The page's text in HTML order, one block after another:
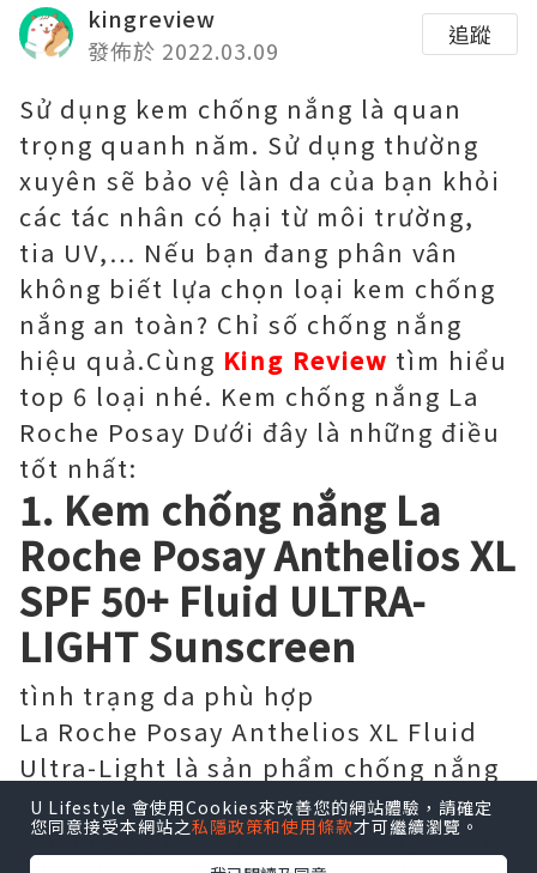
kingreview
發佈於 2022.03.09
追蹤
Sử dụng kem chống nắng là quan
trọng quanh năm. Sử dụng thường
xuyên sẽ bảo vệ làn da của bạn khỏi
các tác nhân có hại từ môi trường,
tia UV,… Nếu bạn đang phân vân
không biết lựa chọn loại kem chống
nắng an toàn? Chỉ số chống nắng
hiệu quả.Cùng King Review tìm hiểu
top 6 loại nhé. Kem chống nắng La
Roche Posay Dưới đây là những điều
tốt nhất:
1. Kem chống nắng La
Roche Posay Anthelios XL
SPF 50+ Fluid ULTRA-
LIGHT Sunscreen
tình trạng da phù hợp
La Roche Posay Anthelios XL Fluid
Ultra-Light là sản phẩm chống nắng
phù hợp với nhiều loại da. Từ da
thường đến da khô cho da nhạy cảm
U Lifestyle 會使用Cookies來改善您的網站體驗，請確定
您同意接受本網站之私隱政策和使用條款才可繼續瀏覽。